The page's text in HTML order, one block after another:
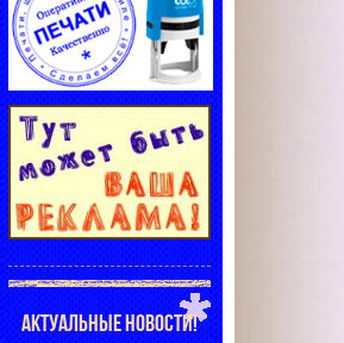
АКТУАЛЬНЫЕ НОВОСТИ!